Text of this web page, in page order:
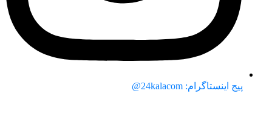
پیج اینستاگرام: 24kalacom@